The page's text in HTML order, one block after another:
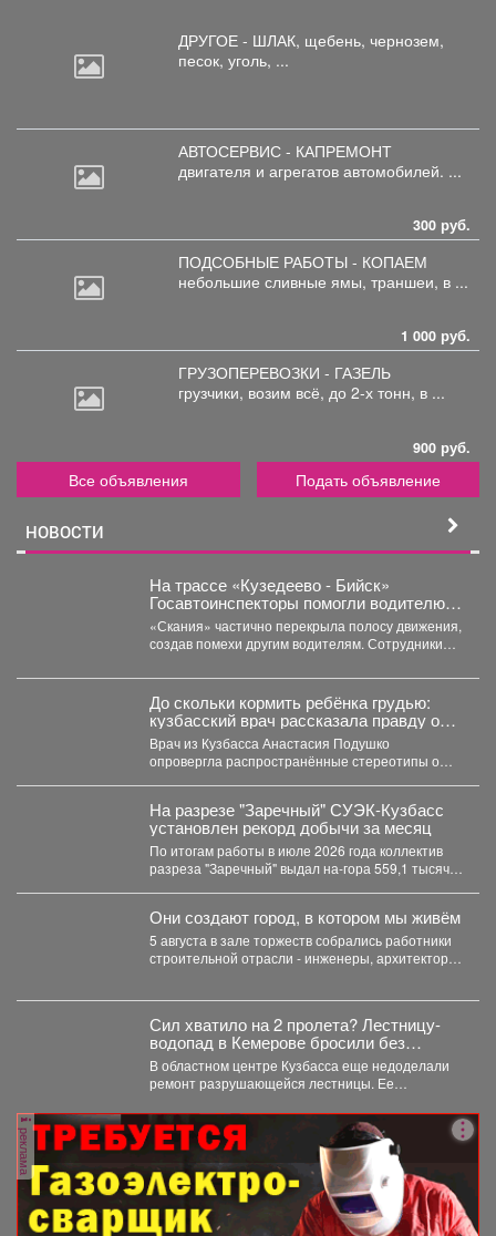
ДРУГОЕ - ШЛАК, щебень, чернозем,
песок, уголь, ...
АВТОСЕРВИС - КАПРЕМОНТ
двигателя и агрегатов автомобилей. ...
300 руб.
ПОДСОБНЫЕ РАБОТЫ - КОПАЕМ
небольшие сливные ямы, траншеи, в ...
1 000 руб.
ГРУЗОПЕРЕВОЗКИ - ГАЗЕЛЬ
грузчики, возим всё, до 2-х тонн, в ...
900 руб.
Все объявления Подать объявление
НОВОСТИ
На трассе «Кузедеево - Бийск»
Госавтоинспекторы помогли водителю
застрявшего в кювете грузовика.
«Скания» частично перекрыла полосу движения,
создав помехи другим водителям. Сотрудники
До скольки кормить ребёнка грудью:
кузбасский врач рассказала правду о
лактации
Врач из Кузбасса Анастасия Подушко
опровергла распространённые стереотипы о
На разрезе "Заречный" СУЭК-Кузбасс
установлен рекорд добычи за месяц
По итогам работы в июле 2026 года коллектив
разреза "Заречный" выдал на-гора 559,1 тысяч
Они создают город, в котором мы живём
5 августа в зале торжеств собрались работники
строительной отрасли - инженеры, архитекторы,
Сил хватило на 2 пролета? Лестницу-
водопад в Кемерове бросили без
ремонта
В областном центре Кузбасса еще недоделали
ремонт разрушающейся лестницы. Ее
реклама